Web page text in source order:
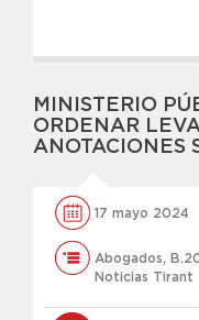
MINISTERIO
ORDENAR
ANOTACIONES
17 mayo 2024
Abogados,
Noticias Tirant